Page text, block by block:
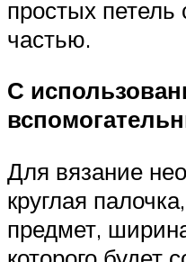
простых
частью.
С
Для вязание
круглая
предмет,